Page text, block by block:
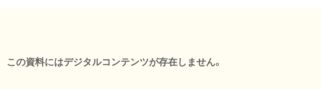
この資料にはデジタルコンテンツが存在しません。